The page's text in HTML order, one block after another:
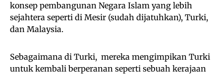
konsep pembangunan Negara Islam yang lebih
sejahtera seperti di Mesir (sudah dijatuhkan), Turki,
dan Malaysia.
Sebagaimana di Turki, mereka mengimpikan Turki
untuk kembali berperanan seperti sebuah kerajaan